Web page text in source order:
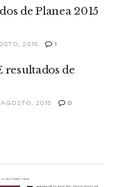
de Planea 2015
2015 1
resultados de
2015 0